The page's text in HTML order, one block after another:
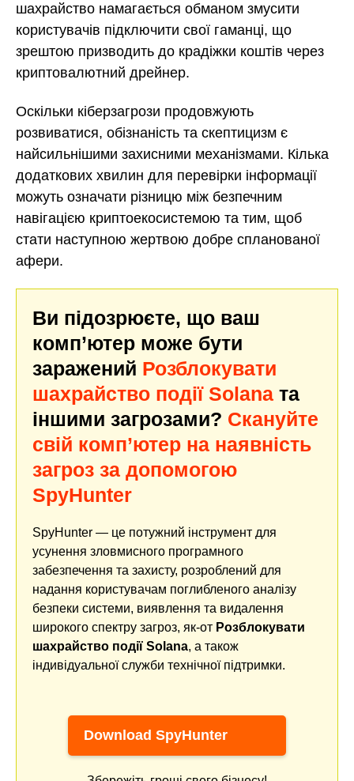
шахрайство намагається обманом змусити
користувачів підключити свої гаманці, що
зрештою призводить до крадіжки коштів через
криптовалютний дрейнер.
Оскільки кіберзагрози продовжують
розвиватися, обізнаність та скептицизм є
найсильнішими захисними механізмами. Кілька
додаткових хвилин для перевірки інформації
можуть означати різницю між безпечним
навігацією криптоекосистемою та тим, щоб
стати наступною жертвою добре спланованої
афери.
Ви підозрюєте, що ваш
комп’ютер може бути
заражений Розблокувати
шахрайство події Solana та
іншими загрозами? Скануйте
свій комп’ютер на наявність
загроз за допомогою
SpyHunter
SpyHunter — це потужний інструмент для
усунення зловмисного програмного
забезпечення та захисту, розроблений для
надання користувачам поглибленого аналізу
безпеки системи, виявлення та видалення
широкого спектру загроз, як-от Розблокувати
шахрайство події Solana, а також
індивідуальної служби технічної підтримки.
Download SpyHunter